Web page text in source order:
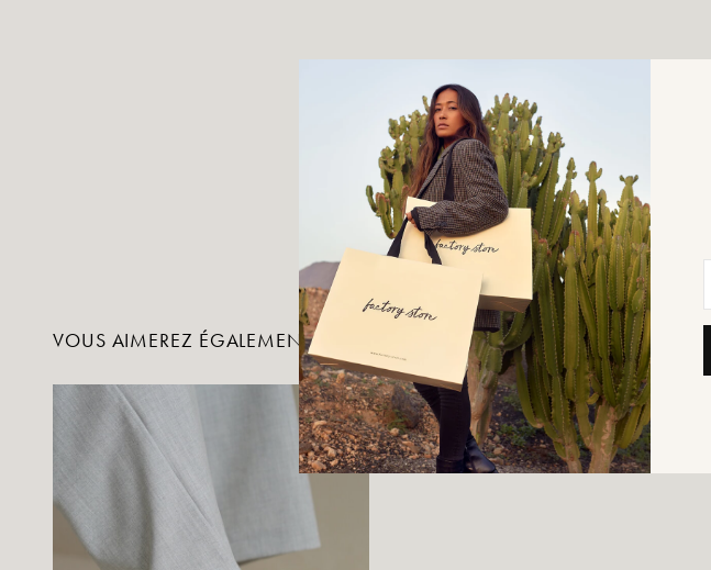
VOUS AIMEREZ ÉGALEMENT